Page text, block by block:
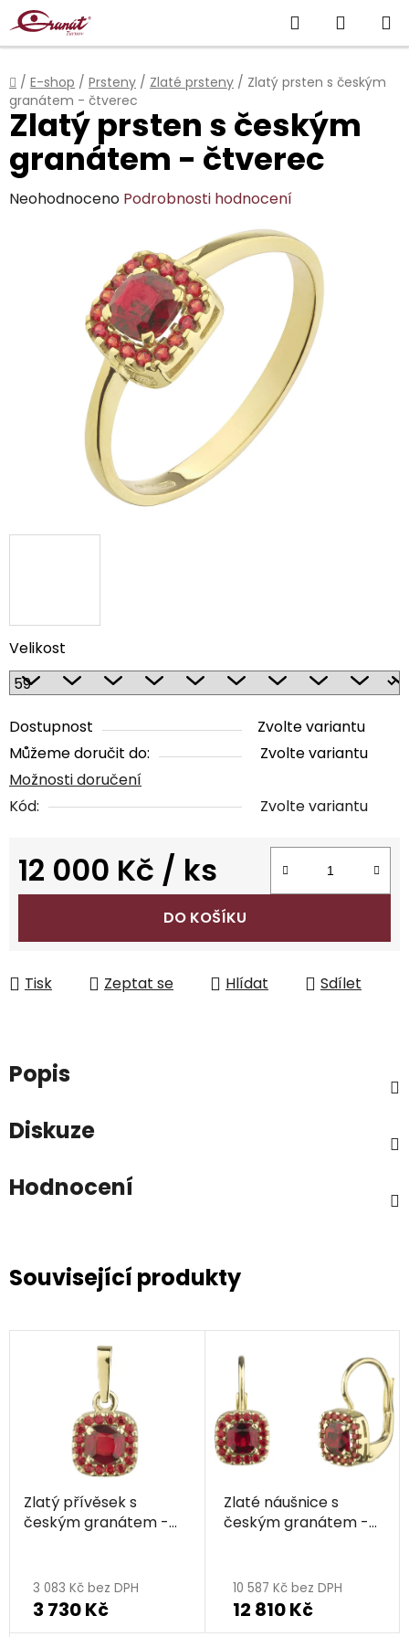
Přejít
na
obsah
Hledat
KOŠÍK
Domů
/ E-shop / Prsteny / Zlaté prsteny / Zlatý prsten s českým
granátem - čtverec
Velikost
Dostupnost
Zvolte variantu
Můžeme doručit do:
Zvolte variantu
Možnosti doručení
Kód:
Zvolte variantu
12 000 Kč / ks
Měrná cena:
DO KOŠÍKU
Tisk Zeptat se Hlídat Sdílet
Zlatý prsten s českým
granátem - čtverec
Průměrné
Neohodnoceno Podrobnosti hodnocení
Popis
Diskuze
Hodnocení
Související produkty
Zlatý přívěsek s
českým granátem -
3 083 Kč bez DPH
3 730 Kč
Zlaté náušnice s
českým granátem -
10 587 Kč bez DPH
12 810 Kč